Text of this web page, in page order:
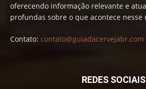
oferecendo informação relevante e
profundas sobre o que acontece nesse
Contato: contato@guiadacervejabr.com
REDES SOCIAIS